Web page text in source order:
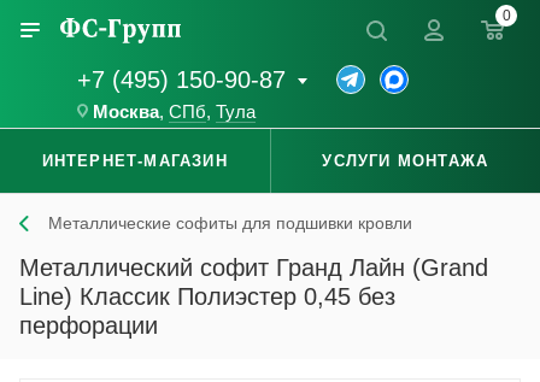
+7 (495) 150-90-87
Москва, СПб, Тула
0
ИНТЕРНЕТ-МАГАЗИН УСЛУГИ МОНТАЖА
Металлические софиты для подшивки кровли
Металлический софит Гранд Лайн (Grand
Line) Классик Полиэстер 0,45 без
перфорации